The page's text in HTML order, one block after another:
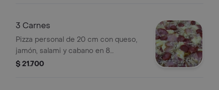
3 Carnes
Pizza personal de 20 cm con queso,
jamón, salami y cabano en 8
porciones.
$ 21.700